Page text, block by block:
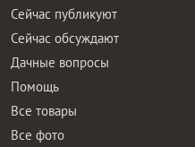
Сейчас публикуют
Сейчас обсуждают
Дачные вопросы
Помощь
Все товары
Все фото